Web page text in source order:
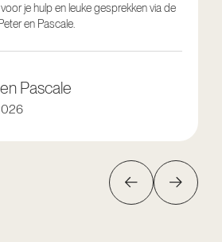
je hulp en leuke gesprekken via de
en Pascale.
Pascale